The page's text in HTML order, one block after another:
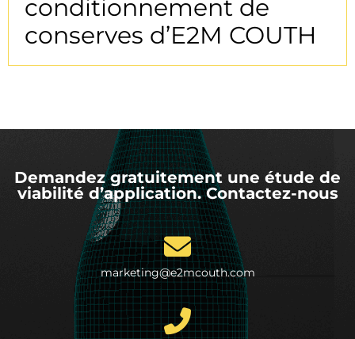
conditionnement de
conserves d’E2M COUTH
Demandez gratuitement une étude de
viabilité d’application. Contactez-nous
marketing@e2mcouth.com